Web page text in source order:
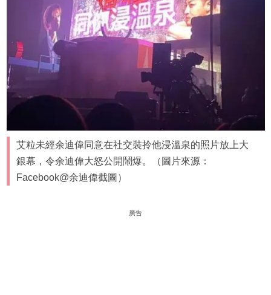
艾粒未經余迪偉同意在社交裝拎他浸溫泉的照片放上大
銀幕，令余迪偉大怒公開鬧爆。（圖片來源：
Facebook@余迪偉截圖）
廣告